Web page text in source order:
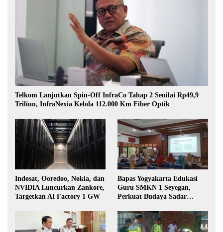
Telkom Lanjutkan Spin-Off InfraCo Tahap 2 Senilai Rp49,9
Triliun, InfraNexia Kelola 112.000 Km Fiber Optik
Indosat, Ooredoo, Nokia, dan
NVIDIA Luncurkan Zankore,
Targetkan AI Factory 1 GW
Bapas Yogyakarta Edukasi
Guru SMKN 1 Seyegan,
Perkuat Budaya Sadar